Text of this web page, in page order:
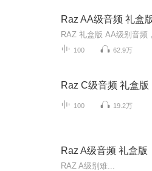
Raz AA级音频 礼盒
RAZ 礼盒版 AA级别音频
100 62.9万
Raz C级音频 礼盒版
100 19.2万
Raz A级音频 礼盒版
RAZ A级别难...